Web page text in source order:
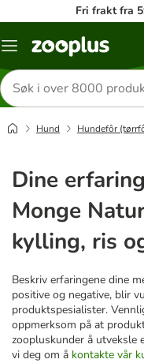
Fri frakt fra
Katalogmeny
Søk
etter
produkter
Hund Hundefôr
Dine
Monge
kylling, ris
Beskriv erfaringene dine
positive og negative, blir
produktspesialister.
oppmerksom på at
zoopluskunder å utveksle
vi deg om å kontakte vår